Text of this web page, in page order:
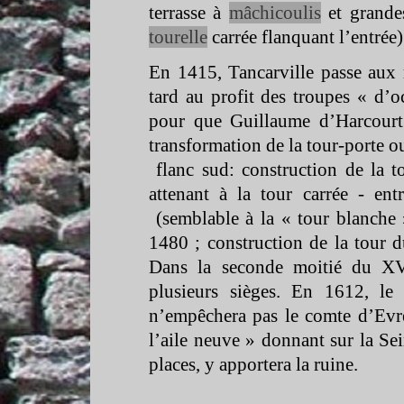
terrasse à mâchicouliset
tourelle carrée flanquant
En 1415, Tancarville passe
tard au profit des troupes «
pour que Guillaume
transformation de la tour-porte
flanc sud: construction de la
attenant à la tour carrée -
(semblable à la « tour
1480 ; construction de la tour
Dans la seconde moitié du
plusieurs sièges. En 1612,
n’empêchera pas le comte
l’aile neuve » donnant sur la
places, y apportera la ruine.